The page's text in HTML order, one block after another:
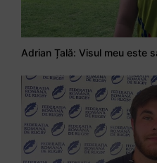
Adrian Țală: Visul meu este